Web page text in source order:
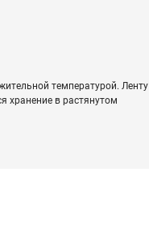
температурой. Ленту
хранение в растянутом